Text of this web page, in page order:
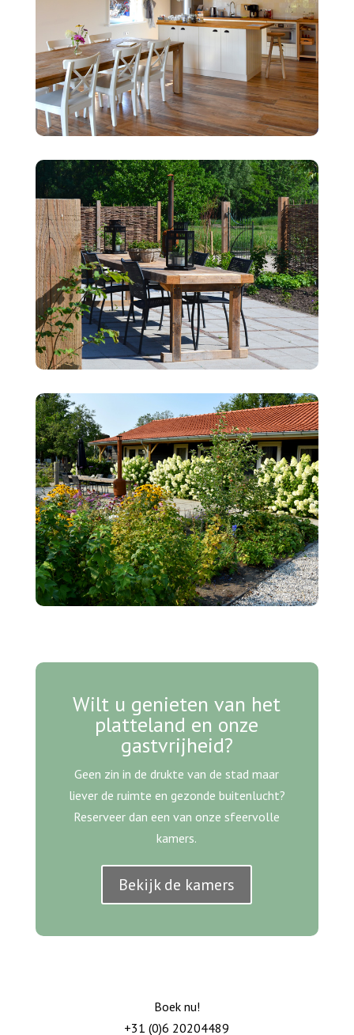
Wilt u genieten van het
platteland en onze
gastvrijheid?
Geen zin in de drukte van de stad maar
liever de ruimte en gezonde buitenlucht?
Reserveer dan een van onze sfeervolle
kamers.
Bekijk de kamers
Boek nu!
+31 (0)6 20204489